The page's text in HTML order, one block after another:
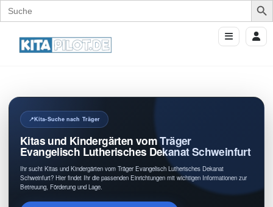
Search
for:
Kita-Suche nach Träger
Kitas und Kindergärten vom Träger
Evangelisch Lutherisches Dekanat Schweinfurt
Ihr sucht Kitas und Kindergärten vom Träger Evangelisch Lutherisches Dekanat
Schweinfurt? Hier findet Ihr die passenden Einrichtungen mit wichtigen Informationen zur
Betreuung, Förderung und Lage.